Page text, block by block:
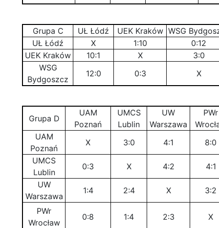
Grupa C UŁ Łódź UEK Kraków WSG
UŁ Łódź
X 1:10
0:12
UEK Kraków
10:1 X
3:0
WSG
Bydgoszcz
12:0 0:3 X
Grupa D
UAM
Poznań
UMCS
Lublin
UW
Warszawa
PWr
UAM
Poznań
X 3:0 4:1
8:0
UMCS
Lublin
0:3 X 4:2
4:1
UW
Warszawa
1:4 2:4 X 3:2
PWr
Wrocław
0:8 1:4 2:3 X